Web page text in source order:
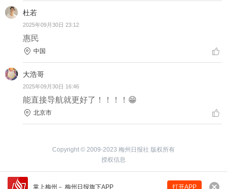
掌上梅州 － 梅州日报旗下APP 打开APP
杜若
2025年09月30日 23:12
惠民
中国
大浩哥
2025年09月30日 16:46
能直接导航就更好了！！！！😁
北京市
Copyright © 2009-2023 梅州日报社 版权所有
授权信息